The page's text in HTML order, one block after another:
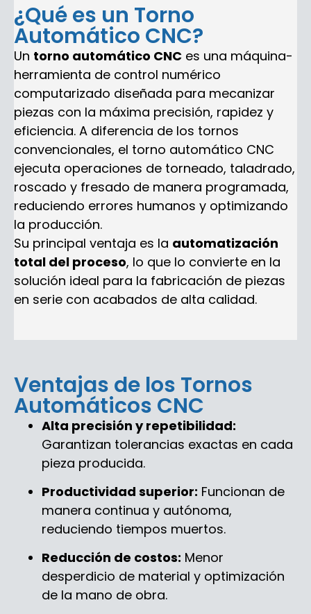
¿Qué es un Torno
Automático CNC?
Un torno automático CNC es una máquina-
herramienta de control numérico
computarizado diseñada para mecanizar
piezas con la máxima precisión, rapidez y
eficiencia. A diferencia de los tornos
convencionales, el torno automático CNC
ejecuta operaciones de torneado, taladrado,
roscado y fresado de manera programada,
reduciendo errores humanos y optimizando
la producción.
Su principal ventaja es la automatización
total del proceso, lo que lo convierte en la
solución ideal para la fabricación de piezas
en serie con acabados de alta calidad.
Ventajas de los Tornos
Automáticos CNC
Alta precisión y repetibilidad:
Garantizan tolerancias exactas en cada
pieza producida.
Productividad superior: Funcionan de
manera continua y autónoma,
reduciendo tiempos muertos.
Reducción de costos: Menor
desperdicio de material y optimización
de la mano de obra.